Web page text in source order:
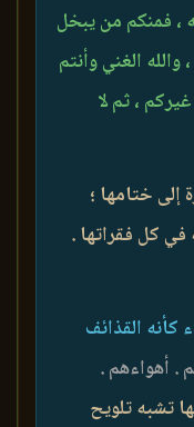
، فمنكم من يبخل
الغني وأنتم
، ثم لا
إلى ختامها ؛
في كل فقراتها .
كأنه القذائف
. أهواءهم .
تشبه تلويح